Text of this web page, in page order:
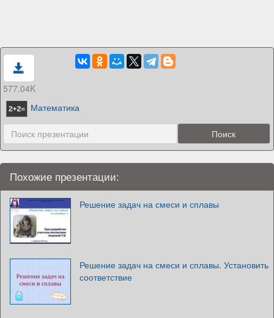
577.04K
Математика
Похожие презентации:
Решение задач на смеси и сплавы
Решение задач на смеси и сплавы. Установить
соответствие